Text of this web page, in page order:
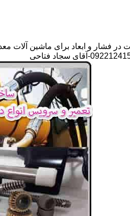
فشار و ابعاد برای ماشین آلات